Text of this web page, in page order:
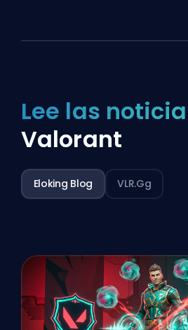
Lee las
Valorant
Eloking Blog VLR.gg